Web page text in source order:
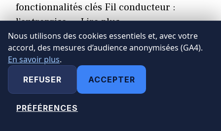
fonctionnalités clés Fil conducteur :
l’entreprise ...Lire plus
OUTILS BUSINESS ET MARKETING
Nous utilisons des cookies essentiels et, avec votre
accord, des mesures d’audience anonymisées (GA4).
En savoir plus.
REFUSER ACCEPTER
PRÉFÉRENCES